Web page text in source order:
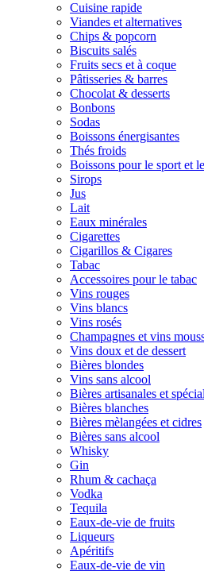
Cuisine rapide
Viandes et alternatives
Chips & popcorn
Biscuits salés
Fruits secs et à coque
Pâtisseries & barres
Chocolat & desserts
Bonbons
Sodas
Boissons énergisantes
Thés froids
Boissons pour le sport et
Sirops
Jus
Lait
Eaux minérales
Cigarettes
Cigarillos & Cigares
Tabac
Accessoires pour le tabac
Vins rouges
Vins blancs
Vins rosés
Champagnes et vins
Vins doux et de dessert
Bières blondes
Vins sans alcool
Bières artisanales et
Bières blanches
Bières mèlangées et cidres
Bières sans alcool
Whisky
Gin
Rhum & cachaça
Vodka
Tequila
Eaux-de-vie de fruits
Liqueurs
Apéritifs
Eaux-de-vie de vin